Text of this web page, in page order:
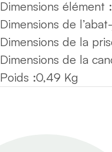
Dimensions élément :
Dimensions de
Dimensions de la
Dimensions de la
Poids :0,49 Kg